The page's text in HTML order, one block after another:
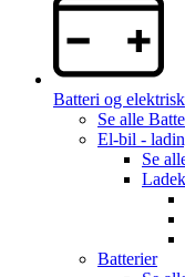
Batteri og elektrisk
Se alle
El-bil -
Se
Batterier